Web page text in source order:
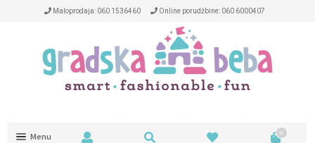
Maloprodaja: 060 1536460 Online porudžbine: 060 6000407
0
Menu